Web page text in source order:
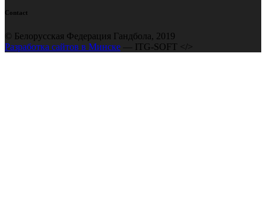
Contact
© Белорусская Федерация Гандбола, 2019
Разработка сайтов в Минске — ITG-SOFT </>